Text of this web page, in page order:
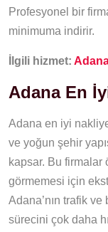
Profesyonel bir
minimuma indirir.
İlgili hizmet:
Adana En
Adana en iyi
ve yoğun şehir
kapsar. Bu firmalar
görmemesi için
Adana’nın trafik ve
sürecini çok daha